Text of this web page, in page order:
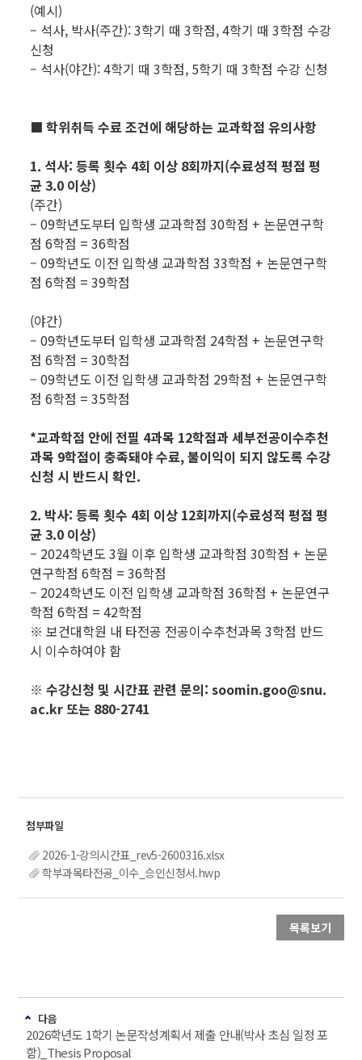
(예시)
– 석사, 박사(주간): 3학기 때 3학점, 4학기 때 3학점 수강
신청
– 석사(야간): 4학기 때 3학점, 5학기 때 3학점 수강 신청
■ 학위취득 수료 조건에 해당하는 교과학점 유의사항
1. 석사: 등록 횟수 4회 이상 8회까지(수료성적 평점 평
균 3.0 이상)
(주간)
– 09학년도부터 입학생 교과학점 30학점 + 논문연구학
점 6학점 = 36학점
– 09학년도 이전 입학생 교과학점 33학점 + 논문연구학
점 6학점 = 39학점
(야간)
– 09학년도부터 입학생 교과학점 24학점 + 논문연구학
점 6학점 = 30학점
– 09학년도 이전 입학생 교과학점 29학점 + 논문연구학
점 6학점 = 35학점
*교과학점 안에 전필 4과목 12학점과 세부전공이수추천
과목 9학점이 충족돼야 수료, 불이익이 되지 않도록 수강
신청 시 반드시 확인.
2. 박사: 등록 횟수 4회 이상 12회까지(수료성적 평점 평
균 3.0 이상)
– 2024학년도 3월 이후 입학생 교과학점 30학점 + 논문
연구학점 6학점 = 36학점
– 2024학년도 이전 입학생 교과학점 36학점 + 논문연구
학점 6학점 = 42학점
※ 보건대학원 내 타전공 전공이수추천과목 3학점 반드
시 이수하여야 함
※ 수강신청 및 시간표 관련 문의: soomin.goo@snu.
ac.kr 또는 880-2741
2026-1-강의시간표_rev5-2600316.xlsx
학부과목타전공_이수_승인신청서.hwp
목록보기
다음
2026학년도 1학기 논문작성계획서 제출 안내(박사 초심 일정 포
함)_Thesis Proposal